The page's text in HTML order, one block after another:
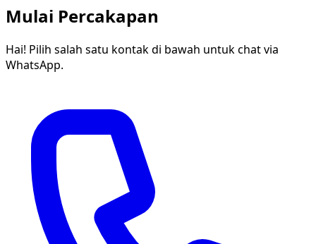
Mulai Percakapan
Hai! Pilih salah satu kontak di bawah untuk chat via
WhatsApp.